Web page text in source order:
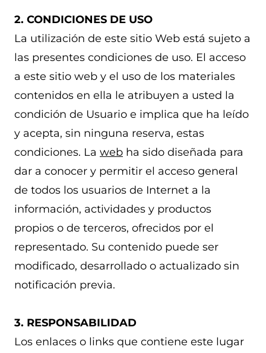
2. CONDICIONES DE USO
La utilización de este sitio Web está sujeto a
las presentes condiciones de uso. El acceso
a este sitio web y el uso de los materiales
contenidos en ella le atribuyen a usted la
condición de Usuario e implica que ha leído
y acepta, sin ninguna reserva, estas
condiciones. La web ha sido diseñada para
dar a conocer y permitir el acceso general
de todos los usuarios de Internet a la
información, actividades y productos
propios o de terceros, ofrecidos por el
representado. Su contenido puede ser
modificado, desarrollado o actualizado sin
notificación previa.
3. RESPONSABILIDAD
Los enlaces o links que contiene este lugar